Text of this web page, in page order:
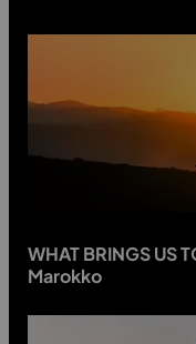
WHAT BRINGS US
Marokko